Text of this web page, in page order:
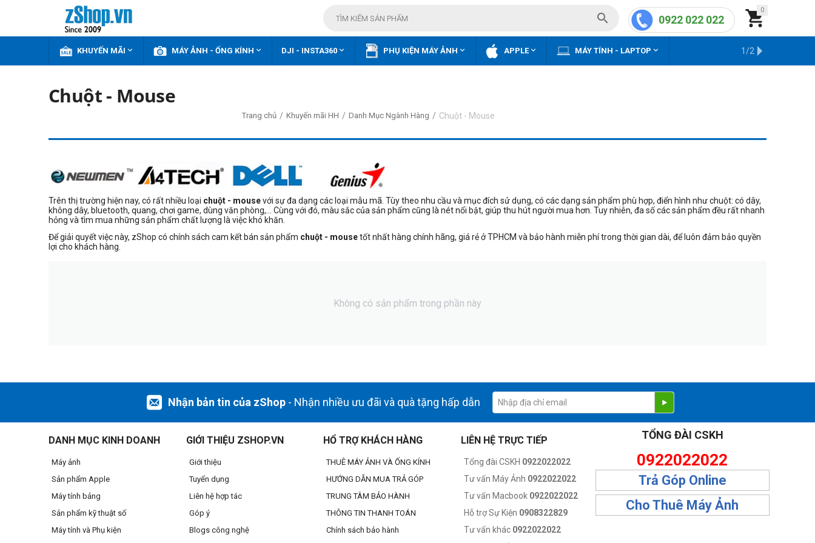
0

0922 022 022

KHUYẾN MÃI  MÁY ẢNH - ỐNG KÍNH  DJI - INSTA360  PHỤ KIỆN MÁY ẢNH  APPLE MÁY TÍNH - LAPTOP  KHO HÀNG CŨ
1/2
Chuột - Mouse
Trang chủ / Khuyến mãi HH / Danh Mục Ngành Hàng / Chuột - Mouse
Trên thị trường hiện nay, có rất nhiều loại chuột - mousevới sự đa dạng các loại mẫu mã. Tùy theo nhu cầu và mục đích sử dụng, có các dạng sản phẩm phù hợp, điển hình như chuột: có dây,
không dây, bluetooth, quang, chơi game, dùng văn phòng,... Cùng với đó, màu sắc của sản phẩm cũng là nét nổi bật, giúp thu hút người mua hơn. Tuy nhiên, đa số các sản phẩm đều rất nhanh
hỏng và tìm mua những sản phẩm chất lượng là việc khó khăn.
Để giải quyết việc này, zShop có chính sách cam kết bán sản phẩm chuột - mousetốt nhất hàng chính hãng, giá rẻ ở TPHCM và bảo hành miễn phí trong thời gian dài, để luôn đảm bảo quyền
lợi cho khách hàng.
Không có sản phẩm trong phần này
Nhận bản tin của zShop - Nhận nhiều ưu đãi và quà tặng hấp dẫn
DANH MỤC KINH DOANH
Máy ảnh
Sản phẩm Apple
Máy tính bảng
Sản phẩm kỹ thuật số
Máy tính và Phụ kiện
GIỚI THIỆU ZSHOP.VN
Giới thiệu
Tuyển dụng
Liên hệ hợp tác
Góp ý
Blogs công nghệ
HỔ TRỢ KHÁCH HÀNG
THUÊ MÁY ẢNH VÀ ỐNG KÍNH
HƯỚNG DẪN MUA TRẢ GÓP
TRUNG TÂM BẢO HÀNH
THÔNG TIN THANH TOÁN
Chính sách bảo hành
LIÊN HỆ TRỰC TIẾP
Tổng đài CSKH 0922022022
Tư vấn Máy Ảnh 0922022022
Tư vấn Macbook 0922022022
Hỗ trợ Sự Kiện 0908322829
Tư vấn khác 0922022022
TỔNG ĐÀI CSKH
0922022022
Trả Góp Online
Cho Thuê Máy Ảnh